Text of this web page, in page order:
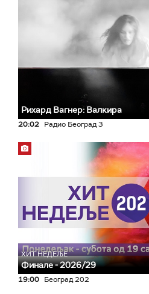
Рихард Вагнер: Валкира
20:02 Радио Београд 3
ХИТ НЕДЕЉЕ
Финале - 2026/29
19:00 Београд 202